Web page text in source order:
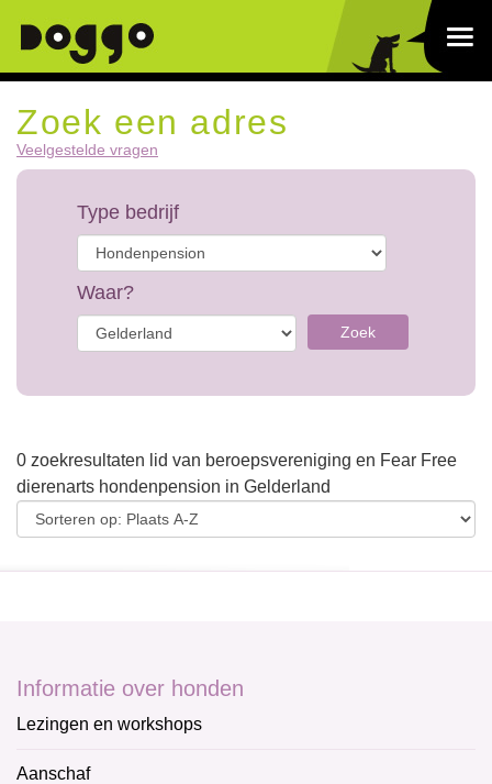
Zoek een adres
Veelgestelde vragen
Type bedrijf
Waar?
Zoek
0 zoekresultaten lid van beroepsvereniging en Fear Free
dierenarts hondenpension in Gelderland
Informatie over honden
Lezingen en workshops
Aanschaf